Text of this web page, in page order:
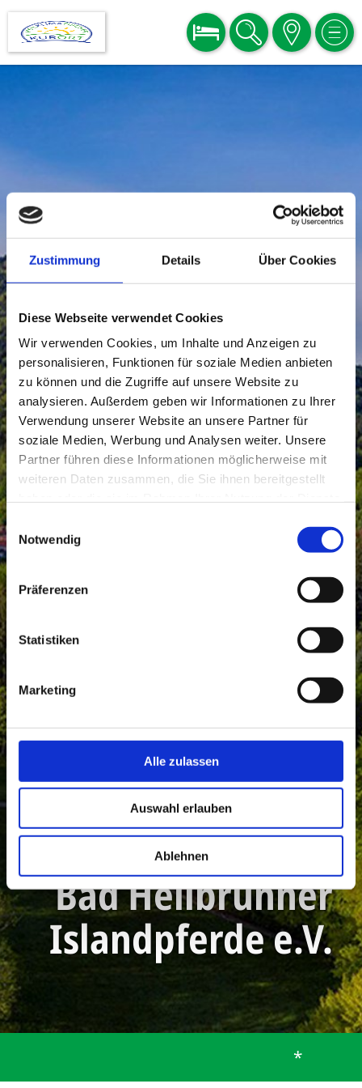
Zustimmung Details Über Cookies
Diese Webseite verwendet Cookies
Wir verwenden Cookies, um Inhalte und Anzeigen zu
personalisieren, Funktionen für soziale Medien anbieten
zu können und die Zugriffe auf unsere Website zu
analysieren. Außerdem geben wir Informationen zu Ihrer
Verwendung unserer Website an unsere Partner für
soziale Medien, Werbung und Analysen weiter. Unsere
Partner führen diese Informationen möglicherweise mit
weiteren Daten zusammen, die Sie ihnen bereitgestellt
Einwilligungsauswahl
Notwendig
Präferenzen
Statistiken
Marketing
Alle zulassen
Auswahl erlauben
Ablehnen
BUCHEN SUCHE KARTE MENÜ
Bad Heilbrunner
Islandpferde e.V.